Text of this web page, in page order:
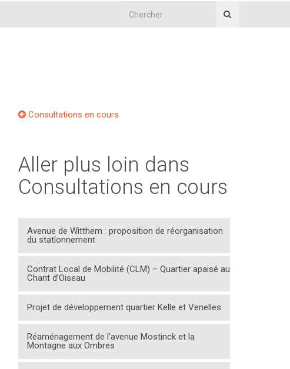
Consultations en cours
Aller plus loin dans
Consultations en cours
Avenue de Witthem : proposition de réorganisation
du stationnement
Contrat Local de Mobilité (CLM) – Quartier apaisé au
Chant d’Oiseau
Projet de développement quartier Kelle et Venelles
Réaménagement de l’avenue Mostinck et la
Montagne aux Ombres